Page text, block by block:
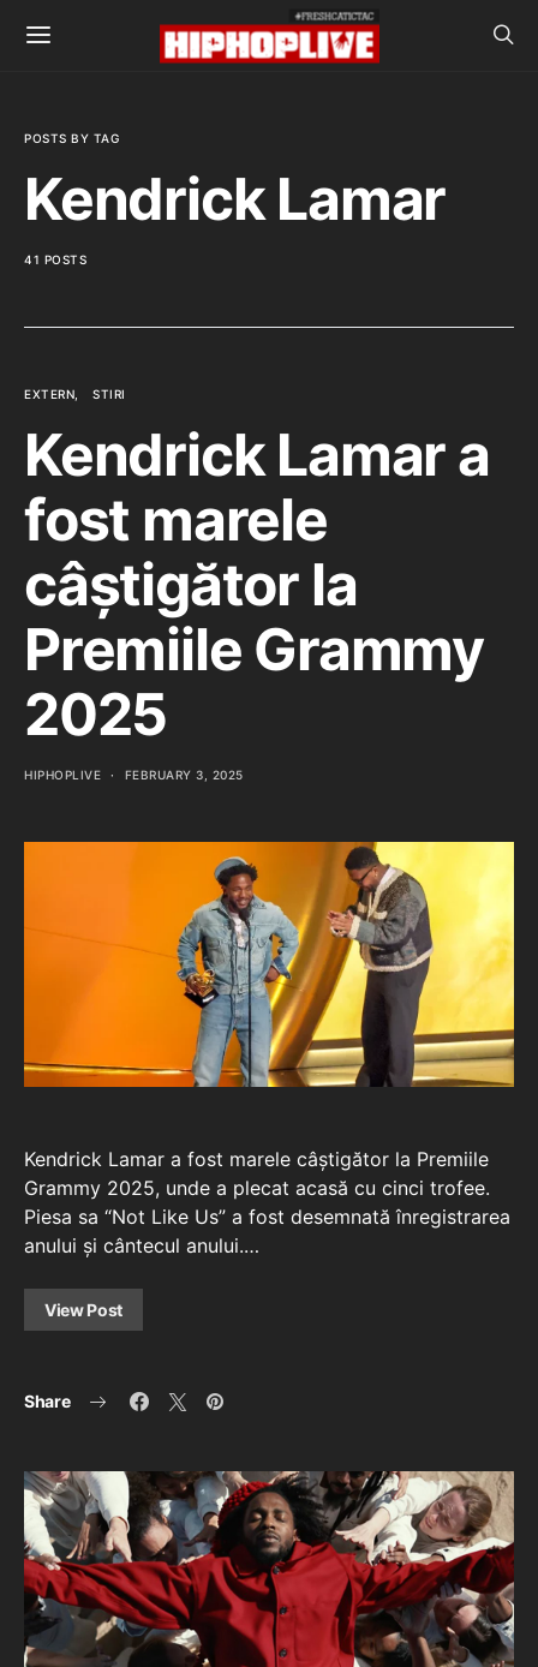
POSTS BY TAG
Kendrick Lamar
41 POSTS
EXTERN STIRI
Kendrick Lamar a
fost marele
câștigător la
Premiile Grammy
2025
HIPHOPLIVE FEBRUARY 3, 2025
Kendrick Lamar a fost marele câștigător la Premiile
Grammy 2025, unde a plecat acasă cu cinci trofee.
Piesa sa “Not Like Us” a fost desemnată înregistrarea
anului și cântecul anului.…
View Post
Share